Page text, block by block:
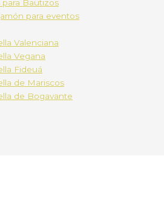
para Bautizos
para eventos
Valenciana
Vegana
Fideuá
de Mariscos
de Bogavante